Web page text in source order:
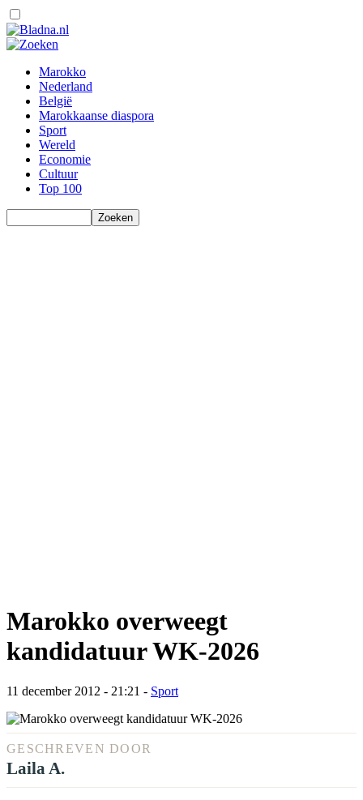
Marokko
Nederland
België
Marokkaanse diaspora
Sport
Wereld
Economie
Cultuur
Top 100
Marokko overweegt
kandidatuur WK-2026
11 december 2012 - 21:21 - Sport
GESCHREVEN DOOR
Laila A.